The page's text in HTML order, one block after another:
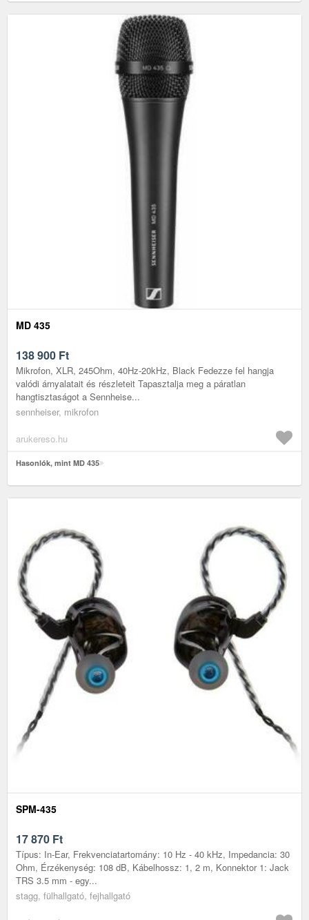
MD 435
138 900 Ft
Mikrofon, XLR, 245Ohm, 40Hz-20kHz, Black Fedezze fel hangja
valódi árnyalatait és részleteit Tapasztalja meg a páratlan
hangtisztaságot a Sennheise...
sennheiser, mikrofon
arukereso.hu
Hasonlók, mint MD 435
SPM-435
17 870 Ft
Típus: In-Ear, Frekvenciatartomány: 10 Hz - 40 kHz, Impedancia: 30
Ohm, Érzékenység: 108 dB, Kábelhossz: 1, 2 m, Konnektor 1: Jack
TRS 3.5 mm - egy...
stagg, fülhallgató, fejhallgató